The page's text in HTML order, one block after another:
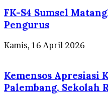
FK-S4 Sumsel
Pengurus
Kamis, 16 April 2026
Kemensos Apresiasi
Palembang, Sekolah